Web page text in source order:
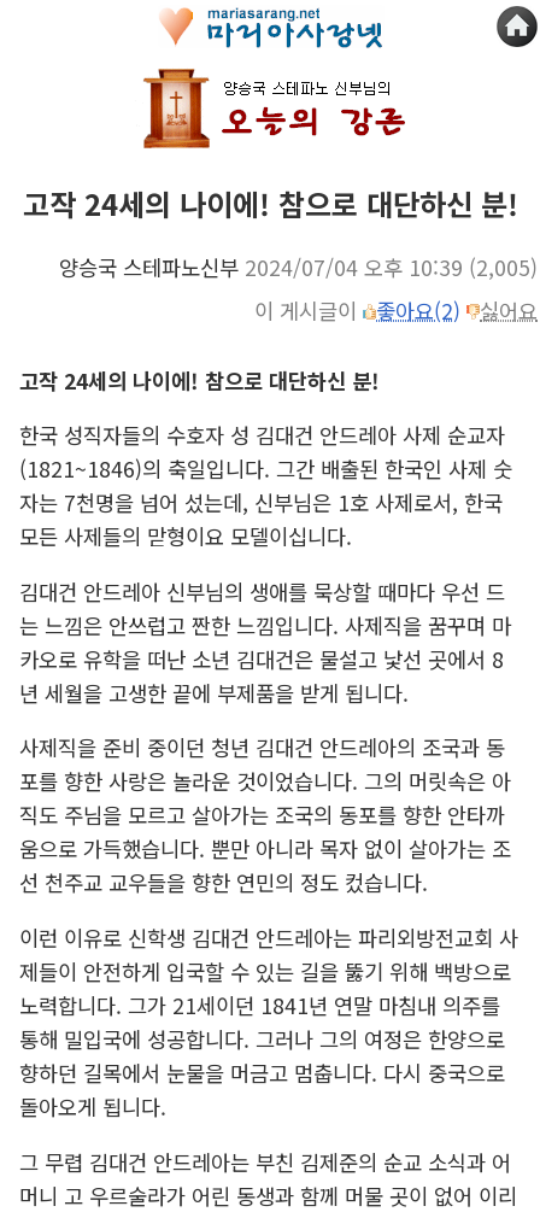
고작 24세의 나이에! 참으로 대단하신 분!
양승국 스테파노신부 2024/07/04 오후 10:39 (2,005)
이 게시글이
좋아요(2) 싫어요
고작 24세의 나이에! 참으로 대단하신 분!
한국 성직자들의 수호자 성 김대건 안드레아 사제 순교자
(1821~1846)의 축일입니다. 그간 배출된 한국인 사제 숫
자는 7천명을 넘어 섰는데, 신부님은 1호 사제로서, 한국
모든 사제들의 맏형이요 모델이십니다.
김대건 안드레아 신부님의 생애를 묵상할 때마다 우선 드
는 느낌은 안쓰럽고 짠한 느낌입니다. 사제직을 꿈꾸며 마
카오로 유학을 떠난 소년 김대건은 물설고 낯선 곳에서 8
년 세월을 고생한 끝에 부제품을 받게 됩니다.
사제직을 준비 중이던 청년 김대건 안드레아의 조국과 동
포를 향한 사랑은 놀라운 것이었습니다. 그의 머릿속은 아
직도 주님을 모르고 살아가는 조국의 동포를 향한 안타까
움으로 가득했습니다. 뿐만 아니라 목자 없이 살아가는 조
선 천주교 교우들을 향한 연민의 정도 컸습니다.
이런 이유로 신학생 김대건 안드레아는 파리외방전교회 사
제들이 안전하게 입국할 수 있는 길을 뚫기 위해 백방으로
노력합니다. 그가 21세이던 1841년 연말 마침내 의주를
통해 밀입국에 성공합니다. 그러나 그의 여정은 한양으로
향하던 길목에서 눈물을 머금고 멈춥니다. 다시 중국으로
돌아오게 됩니다.
그 무렵 김대건 안드레아는 부친 김제준의 순교 소식과 어
머니 고 우르술라가 어린 동생과 함께 머물 곳이 없어 이리